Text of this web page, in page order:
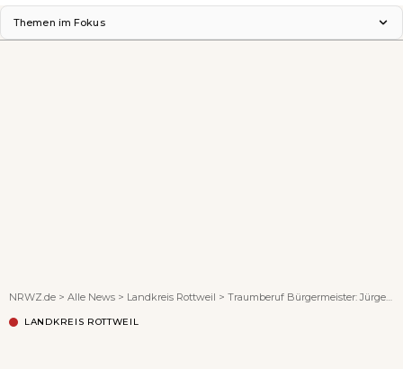
Themen im Fokus
NRWZ.de > Alle News > Landkreis Rottweil > Traumberuf Bürgermeister: Jürgen Leichtle am Ziel
LANDKREIS ROTTWEIL